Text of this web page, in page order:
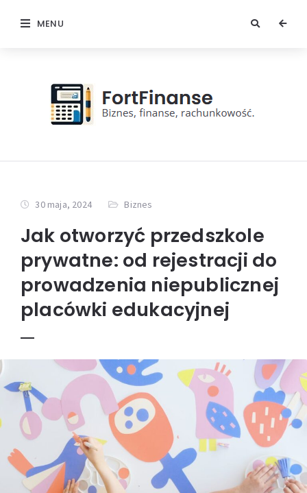
MENU
30 maja, 2024 Biznes
Jak otworzyć przedszkole
prywatne: od rejestracji do
prowadzenia niepublicznej
placówki edukacyjnej